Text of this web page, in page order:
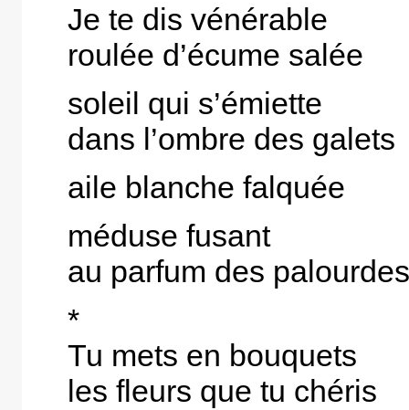
Je te dis vénérable
roulée d’écume salée
soleil qui s’émiette
dans l’ombre des galets
aile blanche falquée
méduse fusant
au parfum des palourdes
*
Tu mets en bouquets
les fleurs que tu chéris